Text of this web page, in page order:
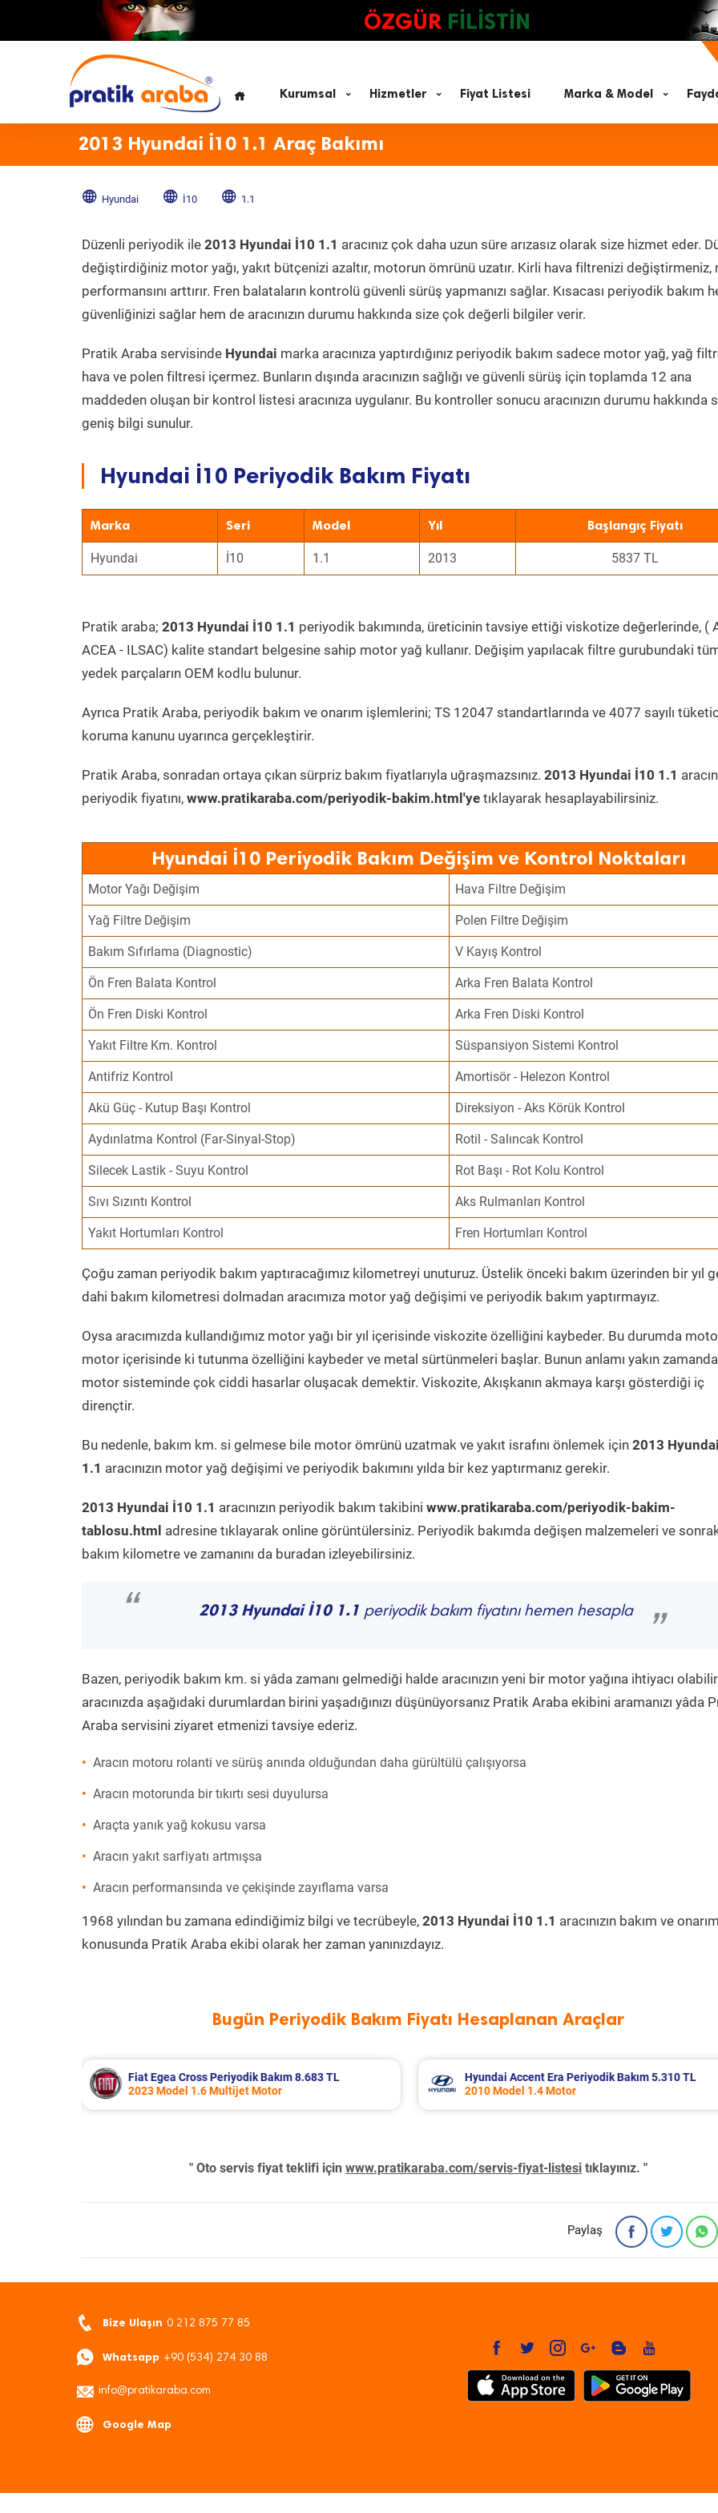
ÖZGÜR FİLİSTİN
Kurumsal Hizmetler Fiyat Listesi Marka & Model
2013 Hyundai İ10 1.1 Araç Bakımı
Hyundai İ10 1.1
Düzenli periyodik ile 2013 Hyundai İ10 1.1 aracınız çok daha uzun süre arızasız olarak size hizmet eder.
değiştirdiğiniz motor yağı, yakıt bütçenizi azaltır, motorun ömrünü uzatır. Kirli hava filtrenizi
performansını arttırır. Fren balataların kontrolü güvenli sürüş yapmanızı sağlar. Kısacası periyodik bakım
güvenliğinizi sağlar hem de aracınızın durumu hakkında size çok değerli bilgiler verir.
Pratik Araba servisinde Hyundai marka aracınıza yaptırdığınız periyodik bakım sadece motor yağ, yağ
hava ve polen filtresi içermez. Bunların dışında aracınızın sağlığı ve güvenli sürüş için toplamda 12 ana
maddeden oluşan bir kontrol listesi aracınıza uygulanır. Bu kontroller sonucu aracınızın durumu hakkında
geniş bilgi sunulur.
Hyundai İ10 Periyodik Bakım Fiyatı
Marka Seri Model Yıl Başlangıç Fiyatı
Hyundai İ10 1.1 2013 5837 TL
Pratik araba; 2013 Hyundai İ10 1.1 periyodik bakımında, üreticinin tavsiye ettiği viskotize değerlerinde, (
ACEA - ILSAC) kalite standart belgesine sahip motor yağ kullanır. Değişim yapılacak filtre gurubundaki
yedek parçaların OEM kodlu bulunur.
Ayrıca Pratik Araba, periyodik bakım ve onarım işlemlerini; TS 12047 standartlarında ve 4077 sayılı
koruma kanunu uyarınca gerçekleştirir.
Pratik Araba, sonradan ortaya çıkan sürpriz bakım fiyatlarıyla uğraşmazsınız. 2013 Hyundai İ10 1.1 aracın
periyodik fiyatını, www.pratikaraba.com/periyodik-bakim.html'ye tıklayarak hesaplayabilirsiniz.
Hyundai İ10 Periyodik Bakım Değişim ve Kontrol Noktaları
Motor Yağı Değişim Hava Filtre Değişim
Yağ Filtre Değişim Polen Filtre Değişim
Bakım Sıfırlama (Diagnostic) V Kayış Kontrol
Ön Fren Balata Kontrol Arka Fren Balata Kontrol
Ön Fren Diski Kontrol Arka Fren Diski Kontrol
Yakıt Filtre Km. Kontrol Süspansiyon Sistemi Kontrol
Antifriz Kontrol Amortisör - Helezon Kontrol
Akü Güç - Kutup Başı Kontrol Direksiyon - Aks Körük Kontrol
Aydınlatma Kontrol (Far-Sinyal-Stop) Rotil - Salıncak Kontrol
Silecek Lastik - Suyu Kontrol Rot Başı - Rot Kolu Kontrol
Sıvı Sızıntı Kontrol Aks Rulmanları Kontrol
Yakıt Hortumları Kontrol Fren Hortumları Kontrol
Çoğu zaman periyodik bakım yaptıracağımız kilometreyi unuturuz. Üstelik önceki bakım üzerinden bir yıl
dahi bakım kilometresi dolmadan aracımıza motor yağ değişimi ve periyodik bakım yaptırmayız.
Oysa aracımızda kullandığımız motor yağı bir yıl içerisinde viskozite özelliğini kaybeder. Bu durumda
motor içerisinde ki tutunma özelliğini kaybeder ve metal sürtünmeleri başlar. Bunun anlamı yakın zamanda
motor sisteminde çok ciddi hasarlar oluşacak demektir. Viskozite, Akışkanın akmaya karşı gösterdiği iç
dirençtir.
Bu nedenle, bakım km. si gelmese bile motor ömrünü uzatmak ve yakıt israfını önlemek için 2013
1.1 aracınızın motor yağ değişimi ve periyodik bakımını yılda bir kez yaptırmanız gerekir.
2013 Hyundai İ10 1.1 aracınızın periyodik bakım takibini www.pratikaraba.com/periyodik-bakim-
tablosu.html adresine tıklayarak online görüntülersiniz. Periyodik bakımda değişen malzemeleri ve
bakım kilometre ve zamanını da buradan izleyebilirsiniz.
“ 2013 Hyundai İ10 1.1 periyodik bakım fiyatını hemen hesapla
”
Bazen, periyodik bakım km. si yâda zamanı gelmediği halde aracınızın yeni bir motor yağına ihtiyacı
aracınızda aşağıdaki durumlardan birini yaşadığınızı düşünüyorsanız Pratik Araba ekibini aramanızı yâda
Araba servisini ziyaret etmenizi tavsiye ederiz.
Aracın motoru rolanti ve sürüş anında olduğundan daha gürültülü çalışıyorsa
Aracın motorunda bir tıkırtı sesi duyulursa
Araçta yanık yağ kokusu varsa
Aracın yakıt sarfiyatı artmışsa
Aracın performansında ve çekişinde zayıflama varsa
1968 yılından bu zamana edindiğimiz bilgi ve tecrübeyle, 2013 Hyundai İ10 1.1 aracınızın bakım ve
konusunda Pratik Araba ekibi olarak her zaman yanınızdayız.
Bugün Periyodik Bakım Fiyatı Hesaplanan Araçlar
Hyundai Accent Era Periyodik Bakım 5.310 TL
2010 Model 1.4 Motor
Nissan Micra Periyodik Bakım 6.399 TL
2019 Model 1.2 Motor
" Oto servis fiyat teklifi için www.pratikaraba.com/servis-fiyat-listesi tıklayınız. "
Paylaş
Bize Ulaşın 0 212 875 77 85
Whatsapp +90 (534) 274 30 88
info@pratikaraba.com
Google Map